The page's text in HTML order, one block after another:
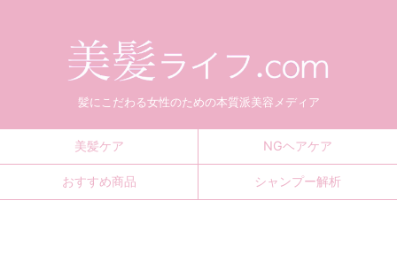
髪にこだわる女性のための本質派美容メディア
美髪ケア NGヘアケア
おすすめ商品 シャンプー解析